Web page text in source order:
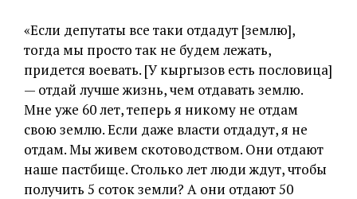
«Если депутаты все таки отдадут [землю],
тогда мы просто так не будем лежать,
придется воевать. [У кыргызов есть пословица]
— отдай лучше жизнь, чем отдавать землю.
Мне уже 60 лет, теперь я никому не отдам
свою землю. Если даже власти отдадут, я не
отдам. Мы живем скотоводством. Они отдают
наше пастбище. Столько лет люди ждут, чтобы
получить 5 соток земли? А они отдают 50